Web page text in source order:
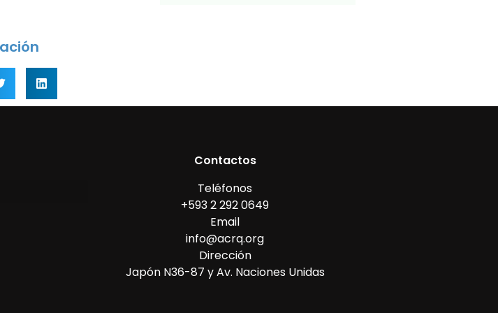
Contactos
Teléfonos
+593 2 292 0649
Email
info@acrq.org
Dirección
Japón N36-87 y Av. Naciones Unidas